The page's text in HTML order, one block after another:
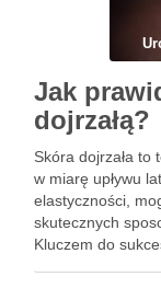
Jak
dojrzałą?
Skóra dojrzała to
w miarę upływu
elastyczności,
skutecznych
Kluczem do